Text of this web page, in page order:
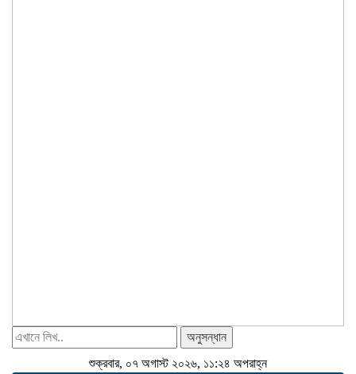
অনুসন্ধান
শুক্রবার, ০৭ অগাস্ট ২০২৬, ১১:২৪ অপরাহ্ন